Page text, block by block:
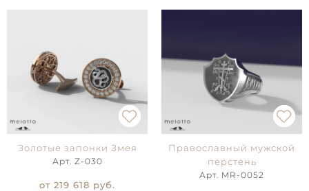
Золотые запонки Змея
Арт. Z-030
от 219 618 руб.
Православный мужской
перстень
Арт. MR-0052